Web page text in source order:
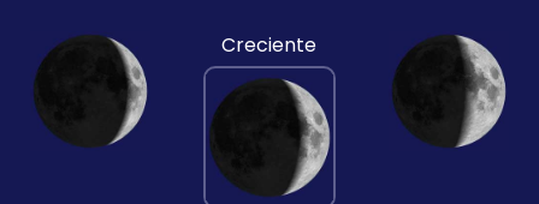
Creciente